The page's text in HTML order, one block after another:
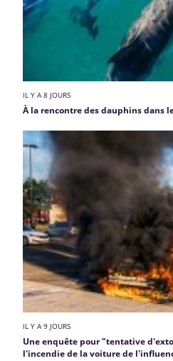
IL Y A 8 JOURS
À la rencontre des dauphins dans
IL Y A 9 JOURS
Une enquête pour "tentative
l'incendie de la voiture de